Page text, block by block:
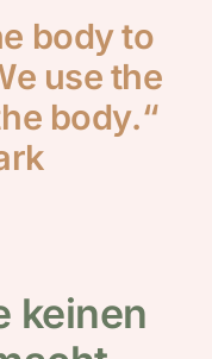
body to
use the
body.“
keinen